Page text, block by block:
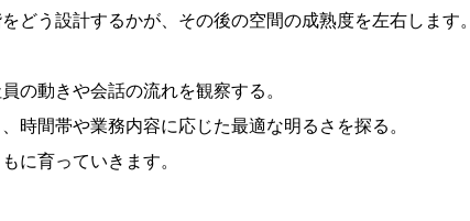
どう設計するかが、その後の空間の成熟度を左右します。
の動きや会話の流れを観察する。
時間帯や業務内容に応じた最適な明るさを探る。
に育っていきます。